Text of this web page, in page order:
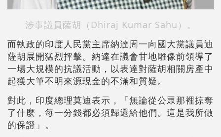
涉事議員薩胡（Dhiraj Kumar Sahu）。
而執政的印度人民黨主席納達周一向國大黨議員迪
薩胡展開猛烈抨擊。納達在議會甘地雕像前領導了
一場大規模的抗議活動，以表達對薩胡相關房產中
起獲大筆不明來源現金的不滿和質疑。
對此，印度總理莫迪表示，「無論從公眾那裡掠奪
了什麼，每一分錢都必須歸還給他們。這是我所做
的保證」。